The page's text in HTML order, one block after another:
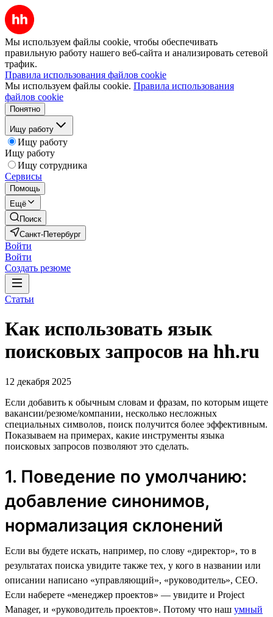
Мы используем файлы cookie, чтобы обеспечивать
правильную работу нашего веб-сайта и анализировать сетевой
трафик.
Правила использования файлов cookie
Мы используем файлы cookie. Правила использования
файлов cookie
Понятно
Ищу работу
Ищу работу
Ищу работу
Ищу сотрудника
Сервисы
Помощь
Ещё
Поиск
Санкт-Петербург
Войти
Войти
Создать резюме
Статьи
Как использовать язык
поисковых запросов на hh.ru
12 декабря 2025
Если добавить к обычным словам и фразам, по которым ищете
вакансии/резюме/компании, несколько несложных
специальных символов, поиск получится более эффективным.
Показываем на примерах, какие инструменты языка
поисковых запросов позволяют это сделать.
1. Поведение по умолчанию:
добавление синонимов,
нормализация склонений
Если вы будете искать, например, по слову «директор», то в
результатах поиска увидите также тех, у кого в названии или
описании написано «управляющий», «руководитель», CEO.
Если наберете «менеджер проектов» — увидите и Project
Manager, и «руководитель проектов». Потому что наш умный